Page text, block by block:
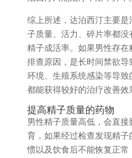
综上所述，达泊西汀主要
子质量、活力、碎片率都
精子成活率。如果男性存
排查原因，是长时间禁欲
环境、生殖系统感染等导
都能获得较好的治疗改善效
提高精子质量的药物
男性精子质量高低，会直
育，如果经过检查发现精
惯以及饮食后不能恢复正